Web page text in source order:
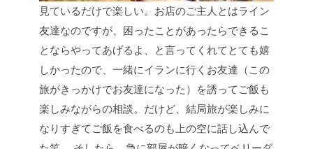
見ているだけで楽しい。お店のご主人とはライン
友達なのですが、困ったことがあったらできるこ
とならやってあげるよ、と言ってくれてとても嬉
しかったので、一緒にイランに行くお友達（この
旅がきっかけでお友達になった）を誘ってご飯も
楽しみながらの相談。だけど、結局旅が楽しみに
なりすぎてご飯を食べるのも上の空に話し込んで